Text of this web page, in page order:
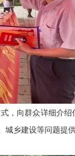
向群众详细介绍
乡建设等问题提